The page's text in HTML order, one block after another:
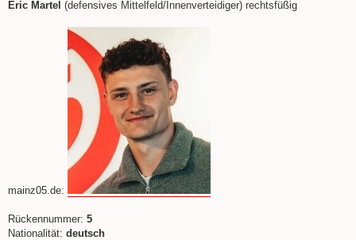
i
Eric Martel (defensives Mittelfeld/Innenverteidiger) rechtsfüßig
mainz05.de:
Rückennummer: 5
Nationalität: deutsch